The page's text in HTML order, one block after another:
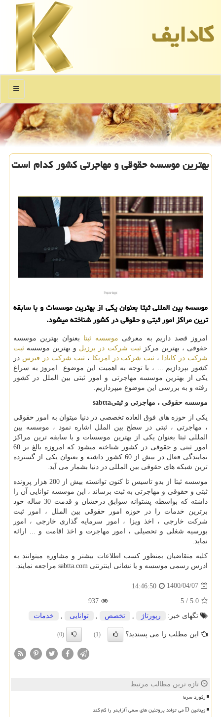
كادایف
منو
بهترین موسسه حقوقی و مهاجرتی كشور كدام است
موسسه بین المللی ثبتا بعنوان یكی از بهترین موسسات و با سابقه
ترین مراكز امور ثبتی و حقوقی در كشور شناخته میشود.
امروز قصد داریم به معرفی موسسه ثبتا بعنوان بهترین موسسه
حقوقی ، بهترین مرکزثبت شرکت در برزیل و بهترین موسسه ثبت
شرکت در کانادا
، ثبت شرکت در امریکا ،ثبت شرکت در قبرس در
کشور بپردازیم ... ، با توجه به اهمیت این موضوع امروز به سراغ
یکی از بهترین موسسه مهاجرتی و امور ثبتی بین الملل در کشور
رفته و به بررسی این موضوع میپردازیم.
موسسه حقوقی ، مهاجرتی و ثبتیsabtta
یکی از حوزه های فوق العاده تخصصی در دنیا میتوان به امور حقوقی
، مهاجرتی ، ثبتی در سطح بین الملل اشاره نمود ، موسسه بین
المللی ثبتا بعنوان یکی از بهترین موسسات و با سابقه ترین مراکز
امور ثبتی و حقوقی در کشور شناخته میشود که امروزه بالغ بر 60
نمایندگی فعال در بیش از 60 کشور داشته و بعنوان یکی از گسترده
ترین شبکه های حقوقی بین المللی در دنیا بشمار می آید.
موسسه ثبتا از بدو تاسیس تا کنون توانسته بیش از 200 هزار پرونده
ثبتی و حقوقی و مهاجرتی به ثبت برساند ، این موسسه توانایی آن را
داشته که بواسطه پشتوانه سوابق درخشان و قدمت 30 ساله خود
برترین خدمات را در حوزه امور حقوقی بین الملل ، امور ثبت
شرکت خارجی ، اخذ ویزا ، امور سرمایه گذاری خارجی ، امور
بورسیه شغلی و تحصیلی ، امور مهاجرت و اخذ اقامت و ... ارائه
نماید.
کلیه متقاضیان بمنظور کسب اطلاعات بیشتر و مشاوره میتوانند به
ادرس رسمی موسسه و یا نشانی اینترنتی sabtta.com مراجعه نمایند.
1400/04/07
14:46:50
5.0
/
5
937
تگهای خبر:
رپورتاژ تخصص توانایی خدمات
این مطلب را می پسندید؟ (1)
(0)
تازه ترین مطالب مرتبط
رکورد سرما
ویتامین D می تواند پروتئین های سمی آلزایمر را کم کند